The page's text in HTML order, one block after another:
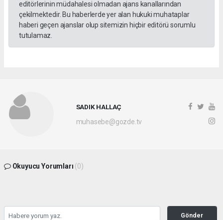
editörlerinin müdahalesi olmadan ajans kanallarından
çekilmektedir. Bu haberlerde yer alan hukuki muhataplar
haberi geçen ajanslar olup sitemizin hiçbir editörü sorumlu
tutulamaz.
SADIK HALLAÇ
muhasebe@gozde.tv
Okuyucu Yorumları (0)
Gönder